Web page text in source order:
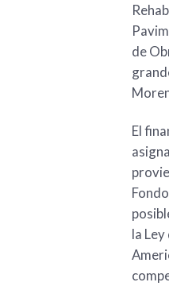
de
El
la